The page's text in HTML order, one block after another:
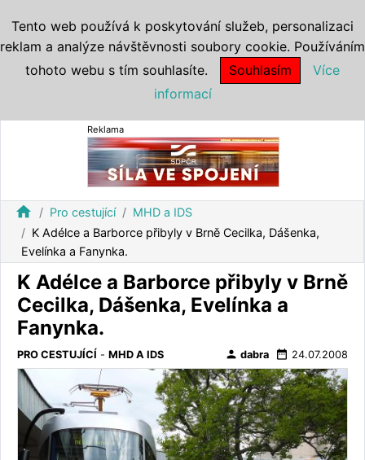
Reklama
home Pro cestující
MHD a IDS
K Adélce a Barborce přibyly v Brně Cecilka, Dášenka,
Evelínka a Fanynka.
K Adélce a Barborce přibyly v Brně
Cecilka, Dášenka, Evelínka a
Fanynka.
PRO CESTUJÍCÍ - MHD A IDS person dabra date_range 24.07.2008
Tento web používá k poskytování služeb, personalizaci
reklam a analýze návštěvnosti soubory cookie. Používáním
tohoto webu s tím souhlasíte.
Souhlasím
Více
informací